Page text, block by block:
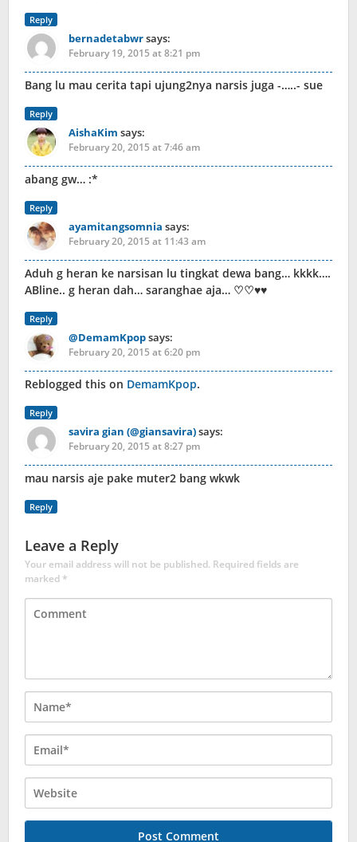
Reply
bernadetabwrsays:
February 19, 2015 at 8:21 pm
Bang lu mau cerita tapi ujung2nya narsis juga -…..- sue
Reply
AishaKim says:
February 20, 2015 at 7:46 am
abang gw… :*
Reply
ayamitangsomnia says:
February 20, 2015 at 11:43 am
Aduh g heran ke narsisan lu tingkat dewa bang… kkkk….
ABline.. g heran dah… saranghae aja… ♡♡♥♥
Reply
@DemamKpopsays:
February 20, 2015 at 6:20 pm
Reblogged this on DemamKpop.
Reply
savira gian (@giansavira)says:
February 20, 2015 at 8:27 pm
mau narsis aje pake muter2 bang wkwk
Reply
Leave a Reply
Your email address will not be published. Required fields are
marked*